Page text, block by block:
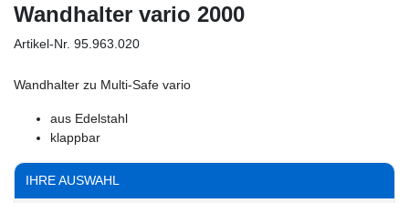
Wandhalter vario 2000
Artikel-Nr. 95.963.020
Wandhalter zu Multi-Safe vario
aus Edelstahl
klappbar
IHRE AUSWAHL